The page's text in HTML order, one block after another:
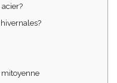
mitoyenne